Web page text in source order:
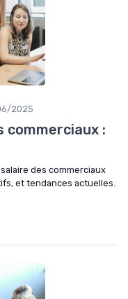
2025
commerciaux :
des commerciaux
et tendances actuelles.